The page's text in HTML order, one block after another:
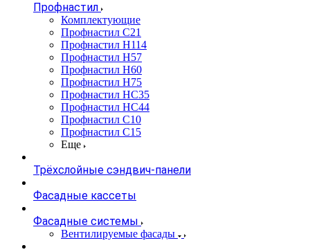
Профнастил
Комплектующие
Профнастил C21
Профнастил Н114
Профнастил Н57
Профнастил Н60
Профнастил Н75
Профнастил НС35
Профнастил НС44
Профнастил С10
Профнастил С15
Еще
Трёхслойные сэндвич-панели
Фасадные кассеты
Фасадные системы
Вентилируемые фасады